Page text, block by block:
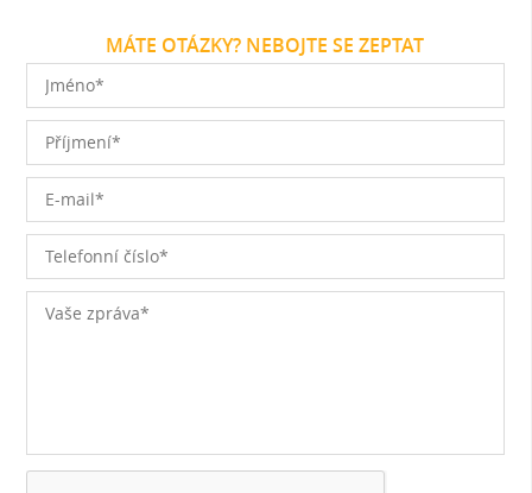
MÁTE OTÁZKY? NEBOJTE SE ZEPTAT